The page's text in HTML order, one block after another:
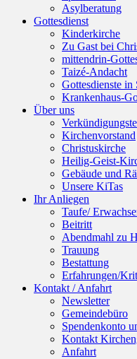
Asylberatung
Gottesdienst
Kinderkirche
Zu Gast bei
mittendrin-
Taizé-Andacht
Gottesdienste in
Krankenhaus-
Über uns
Kirchenvorstand
Christuskirche
Heilig-Geist-
Gebäude und
Unsere KiTas
Ihr Anliegen
Taufe/
Beitritt
Abendmahl zu
Trauung
Bestattung
Erfahrungen/
Kontakt / Anfahrt
Newsletter
Gemeindebüro
Spendenkonto
Kontakt
Anfahrt